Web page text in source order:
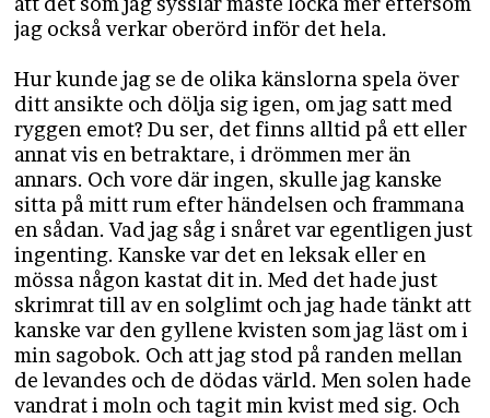
jag också verkar oberörd inför det hela.
Hur kunde jag se de olika känslorna spela över
ditt ansikte och dölja sig igen, om jag satt med
ryggen emot? Du ser, det finns alltid på ett eller
annat vis en betraktare, i drömmen mer än
annars. Och vore där ingen, skulle jag kanske
sitta på mitt rum efter händelsen och frammana
en sådan. Vad jag såg i snåret var egentligen just
ingenting. Kanske var det en leksak eller en
mössa någon kastat dit in. Med det hade just
skrimrat till av en solglimt och jag hade tänkt att
kanske var den gyllene kvisten som jag läst om i
min sagobok. Och att jag stod på randen mellan
de levandes och de dödas värld. Men solen hade
vandrat i moln och tagit min kvist med sig. Och